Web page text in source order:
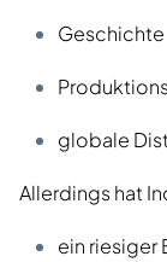
Geschichte
globale
Allerdings hat
ein riesiger